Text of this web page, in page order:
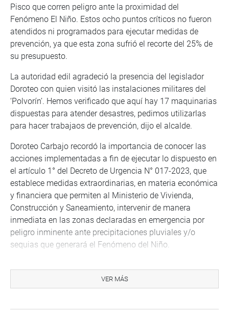
Pisco que corren peligro ante la proximidad del
Fenómeno El Niño. Estos ocho puntos críticos no fueron
atendidos ni programados para ejecutar medidas de
prevención, ya que esta zona sufrió el recorte del 25% de
su presupuesto.
La autoridad edil agradeció la presencia del legislador
Doroteo con quien visitó las instalaciones militares del
‘Polvorín’. Hemos verificado que aquí hay 17 maquinarias
dispuestas para atender desastres, pedimos utilizarlas
para hacer trabajaos de prevención, dijo el alcalde.
Doroteo Carbajo recordó la importancia de conocer las
acciones implementadas a fin de ejecutar lo dispuesto en
el artículo 1° del Decreto de Urgencia N° 017-2023, que
establece medidas extraordinarias, en materia económica
y financiera que permiten al Ministerio de Vivienda,
Construcción y Saneamiento, intervenir de manera
inmediata en las zonas declaradas en emergencia por
peligro inminente ante precipitaciones pluviales y/o
sequias que generará el Fenómeno del Niño.
Construcción y Saneamiento, los funcionarios Alberto
Jairo Medrano y Jorge Helmut Zanabria informaron
VER MÁS